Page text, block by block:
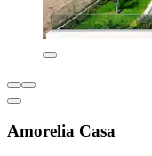
Amorelia Casa